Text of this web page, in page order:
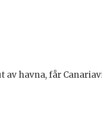
av havna, får